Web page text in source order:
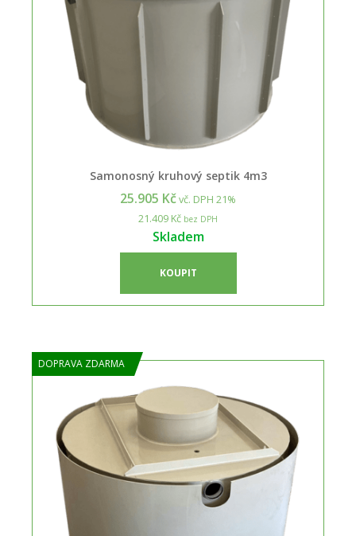
Samonosný kruhový septik 4m3
25.905 Kčvč. DPH 21%
21.409 Kč bez DPH
Skladem
KOUPIT
DOPRAVA ZDARMA